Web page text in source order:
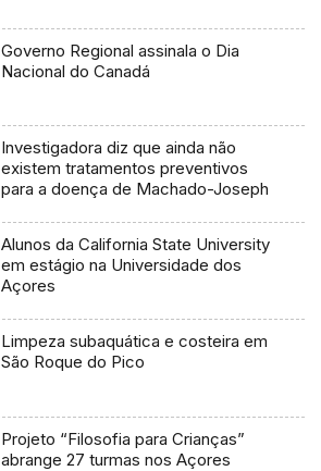
Governo Regional assinala o Dia
Nacional do Canadá
Investigadora diz que ainda não
existem tratamentos preventivos
para a doença de Machado-Joseph
Alunos da California State University
em estágio na Universidade dos
Açores
Limpeza subaquática e costeira em
São Roque do Pico
Projeto “Filosofia para Crianças”
abrange 27 turmas nos Açores